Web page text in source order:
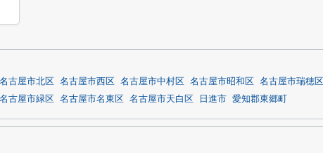
名古屋市北区 名古屋市西区 名古屋市中村区 名古屋市昭和区 名古屋市瑞穂区
名古屋市緑区 名古屋市名東区 名古屋市天白区 日進市 愛知郡東郷町